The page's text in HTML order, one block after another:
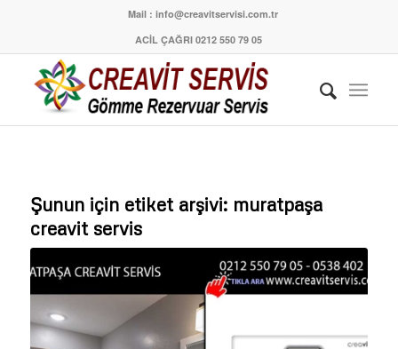
Mail : info@creavitservisi.com.tr
ACİL ÇAĞRI 0212 550 79 05
Şunun için etiket arşivi: muratpaşa
creavit servis